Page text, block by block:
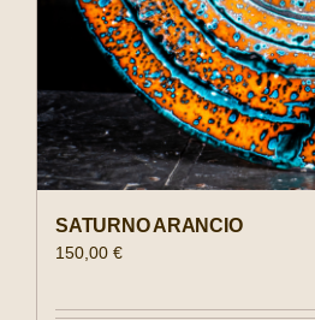
SATURNO ARANCIO
150,00 €